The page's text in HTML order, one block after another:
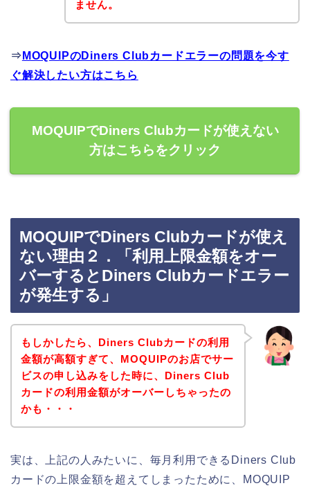
ません。
⇒ MOQUIPのDiners Clubカードエラーの問題を今す
ぐ解決したい方はこちら
MOQUIPでDiners Clubカードが使えない
方はこちらをクリック
MOQUIPでDiners Clubカードが使え
ない理由２．「利用上限金額をオー
バーするとDiners Clubカードエラー
が発生する」
もしかしたら、Diners Clubカードの利用
金額が高額すぎて、MOQUIPのお店でサー
ビスの申し込みをした時に、Diners Club
カードの利用金額がオーバーしちゃったの
かも・・・
実は、上記の人みたいに、毎月利用できるDiners Club
カードの上限金額を超えてしまったために、MOQUIP